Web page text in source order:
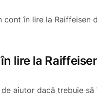
în lire la Raiffeisen
lire la
ajutor dacă trebuie să